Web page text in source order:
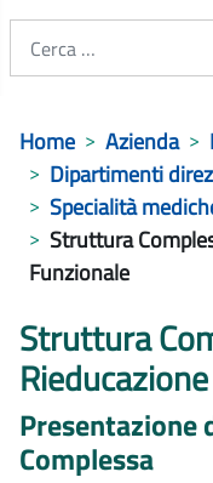
Home Azienda
Dipartimenti
Specialità
Struttura
Funzionale
Struttura
Complessa